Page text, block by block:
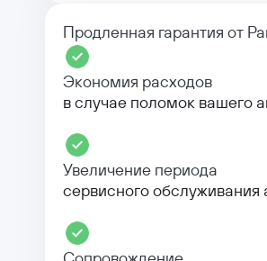
Продленная гарантия от
Экономия расходов
в случае поломок вашего
Увеличение периода
сервисного обслуживания